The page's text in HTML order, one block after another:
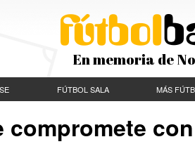
En memoria de
FÚTBOL SALA MÁS